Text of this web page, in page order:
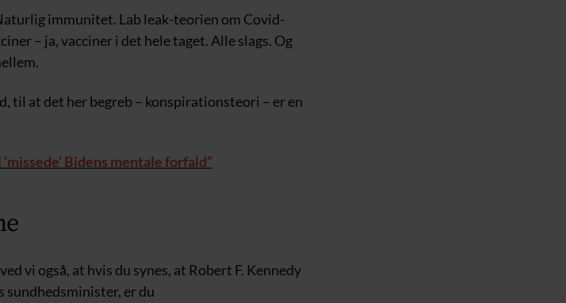
immunitet. Lab leak-teorien om Covid-
– ja, vacciner i det hele taget. Alle slags. Og
til at det her begreb – konspirationsteori – er en
Bidens mentale forfald”
vi også, at hvis du synes, at Robert F. Kennedy
sundhedsminister, er du